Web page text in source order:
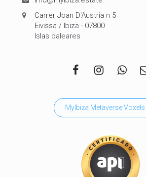
Carrer Joan D'Austria n 5
Eivissa / Ibiza - 07800
Islas baleares
MyIbiza Metaverse Voxels